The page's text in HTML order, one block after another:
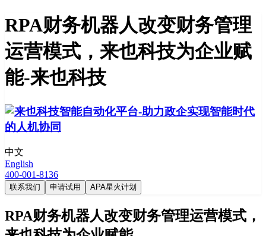
RPA财务机器人改变财务管理
运营模式，来也科技为企业赋
能-来也科技
中文
English
400-001-8136
联系我们 申请试用 APA星火计划
RPA财务机器人改变财务管理运营模式，